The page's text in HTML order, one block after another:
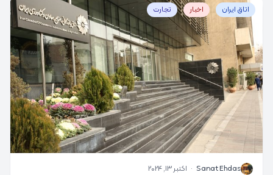
اتاق ایران اخبار تجارت
S
Sanat Ehdas
· اکتبر 13, 2024